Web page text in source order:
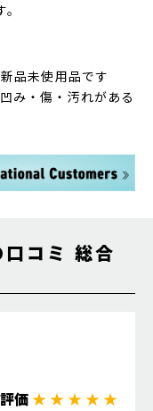
品未使用品です
み・傷・汚れがある
コミ 総合
評価★ ★ ★ ★ ★